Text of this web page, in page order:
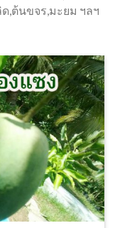
ด,ต้นขจร,มะยม ฯลฯ